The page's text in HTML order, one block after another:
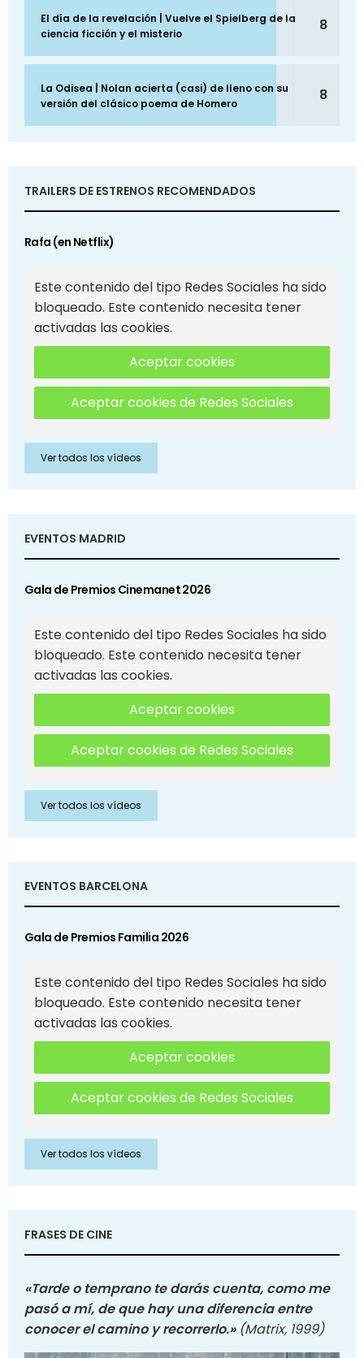
El día de la revelación | Vuelve el Spielberg de la
ciencia ficción y el misterio
8
La Odisea | Nolan acierta (casi) de lleno con su
versión del clásico poema de Homero
8
TRAILERS DE ESTRENOS RECOMENDADOS
Rafa (en Netflix)
Este contenido del tipo Redes Sociales ha sido
bloqueado. Este contenido necesita tener
activadas las cookies.
Aceptar cookies
Aceptar cookies de Redes Sociales
Ver todos los vídeos
EVENTOS MADRID
Gala de Premios Cinemanet 2026
Este contenido del tipo Redes Sociales ha sido
bloqueado. Este contenido necesita tener
activadas las cookies.
Aceptar cookies
Aceptar cookies de Redes Sociales
Ver todos los vídeos
EVENTOS BARCELONA
Gala de Premios Familia 2026
Este contenido del tipo Redes Sociales ha sido
bloqueado. Este contenido necesita tener
activadas las cookies.
Aceptar cookies
Aceptar cookies de Redes Sociales
Ver todos los vídeos
FRASES DE CINE
«Tarde o temprano te darás cuenta, como me
pasó a mí, de que hay una diferencia entre
conocer el camino y recorrerlo.» (Matrix, 1999)